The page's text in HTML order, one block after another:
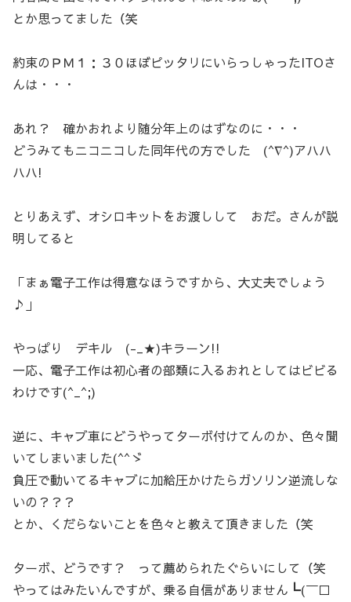
とか思ってました（笑
約束のＰＭ１：３０ほぼピッタリにいらっしゃったITOさ
んは・・・
あれ？ 確かおれより随分年上のはずなのに・・・
どうみてもニコニコした同年代の方でした (^∇^)アハハ
ハハ!
とりあえず、オシロキットをお渡しして おだ。さんが説
明してると
「まぁ電子工作は得意なほうですから、大丈夫でしょう
♪」
やっぱり デキル (-_★)キラーン!!
一応、電子工作は初心者の部類に入るおれとしてはビビる
わけです(^_^;)
逆に、キャブ車にどうやってターボ付けてんのか、色々聞
いてしまいました(^^ゞ
負圧で動いてるキャブに加給圧かけたらガソリン逆流しな
いの？？？
とか、くだらないことを色々と教えて頂きました（笑
ターボ、どうです？ って薦められたぐらいにして（笑
やってはみたいんですが、乗る自信がありません┗(￣□